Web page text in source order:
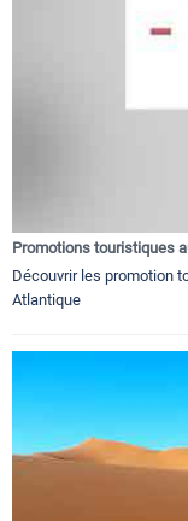
Promotions touristiques
Découvrir les promotion
Atlantique